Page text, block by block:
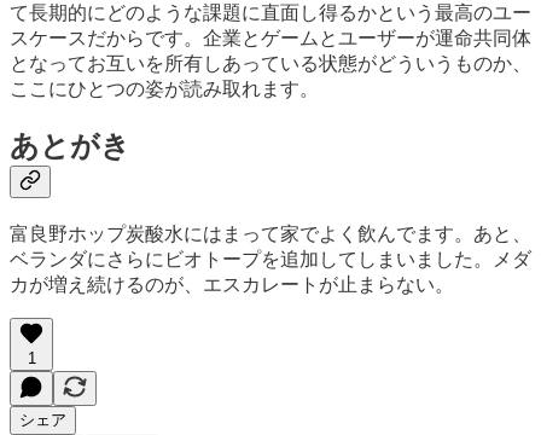
て長期的にどのような課題に直面し得るかという最高のユー
スケースだからです。企業とゲームとユーザーが運命共同体
となってお互いを所有しあっている状態がどういうものか、
ここにひとつの姿が読み取れます。
あとがき
富良野ホップ炭酸水にはまって家でよく飲んでます。あと、
ベランダにさらにビオトープを追加してしまいました。メダ
カが増え続けるのが、エスカレートが止まらない。
1
シェア